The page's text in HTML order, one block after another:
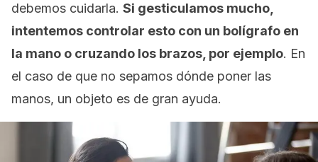
debemos cuidarla. Si gesticulamos mucho,
intentemos controlar esto con un bolígrafo en
la mano o cruzando los brazos, por ejemplo. En
el caso de que no sepamos dónde poner las
manos, un objeto es de gran ayuda.